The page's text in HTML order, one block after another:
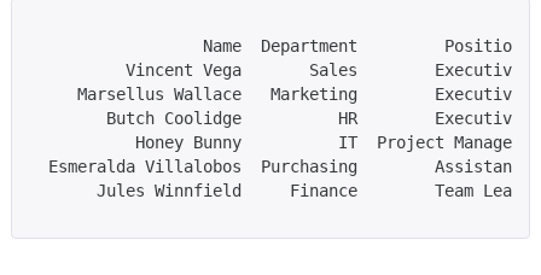
                  Name  Department         Position
          Vincent Vega       Sales        Executive
     Marsellus Wallace   Marketing        Executive
        Butch Coolidge          HR        Executive
           Honey Bunny          IT  Project Manager
  Esmeralda Villalobos  Purchasing        Assistant
       Jules Winnfield     Finance        Team Lead